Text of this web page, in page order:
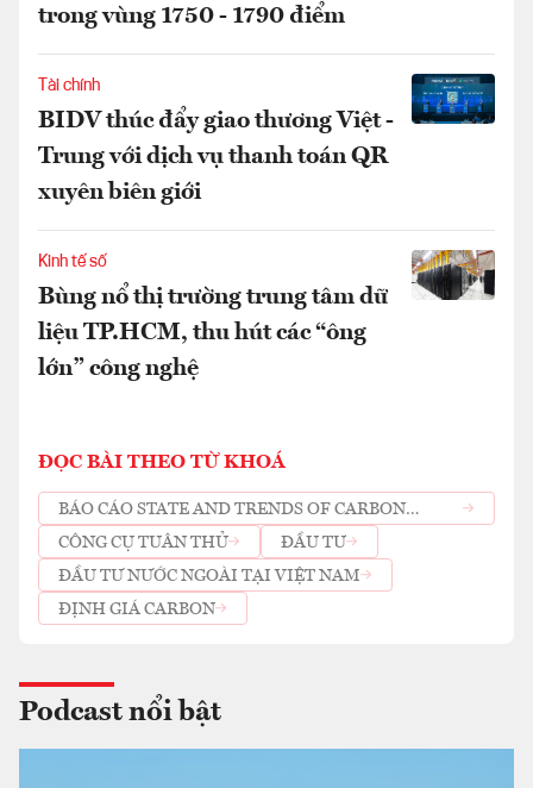
trong vùng 1750 - 1790 điểm
Tài chính
BIDV thúc đẩy giao thương Việt -
Trung với dịch vụ thanh toán QR
xuyên biên giới
Kinh tế số
Bùng nổ thị trường trung tâm dữ
liệu TP.HCM, thu hút các “ông
lớn” công nghệ
ĐỌC BÀI THEO TỪ KHOÁ
BÁO CÁO STATE AND TRENDS OF CARBON
PRICING 2026
CÔNG CỤ TUÂN THỦ
ĐẦU TƯ
ĐẦU TƯ NƯỚC NGOÀI TẠI VIỆT NAM
ĐỊNH GIÁ CARBON
Podcast nổi bật